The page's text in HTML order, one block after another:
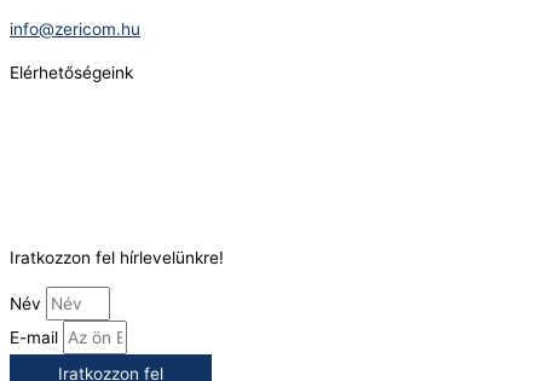
info@zericom.hu
Elérhetőségeink
Iratkozzon fel hírlevelünkre!
Név
E-mail
Iratkozzon fel